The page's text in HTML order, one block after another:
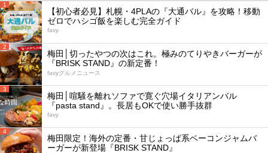
1
【初心者必見】札幌・4PLAの『大通バル』を攻略！移動
ゼロでハシゴ飯を楽しむ完全ガイド
favy
2
梅田│切ったやつの次はこれ。極みのてりやきバーガーが
『BRISK STAND』の新定番！
favyグルメニュース
3
梅田│喧騒を離れソファで寛ぐ穴場イタリアンバル
『pasta stand』。長居もOKで使い勝手抜群
favy
4
梅田限定！海外の定番・甘じょっぱ系ベーコンジャムバ
ーガーが新登場『BRISK STAND』